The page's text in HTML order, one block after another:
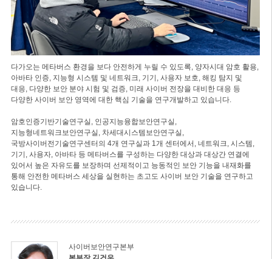
다가오는 메타버스 환경을 보다 안전하게 누릴 수 있도록, 양자시대 암호 활용,
아바타 인증, 지능형 시스템 및 네트워크, 기기, 사용자 보호, 해킹 탐지 및
대응, 다양한 보안 분야 시험 및 검증, 미래 사이버 전장을 대비한 대응 등
다양한 사이버 보안 영역에 대한 핵심 기술을 연구개발하고 있습니다.
암호인증기반기술연구실, 인공지능융합보안연구실,
지능형네트워크보안연구실, 차세대시스템보안연구실,
국방사이버전기술연구센터의 4개 연구실과 1개 센터에서, 네트워크, 시스템,
기기, 사용자, 아바타 등 메타버스를 구성하는 다양한 대상과 대상간 연결에
있어서 높은 자유도를 보장하며 선제적이고 능동적인 보안 기능을 내재화를
통해 안전한 메타버스 세상을 실현하는 초고도 사이버 보안 기술을 연구하고
있습니다.
사이버보안연구본부